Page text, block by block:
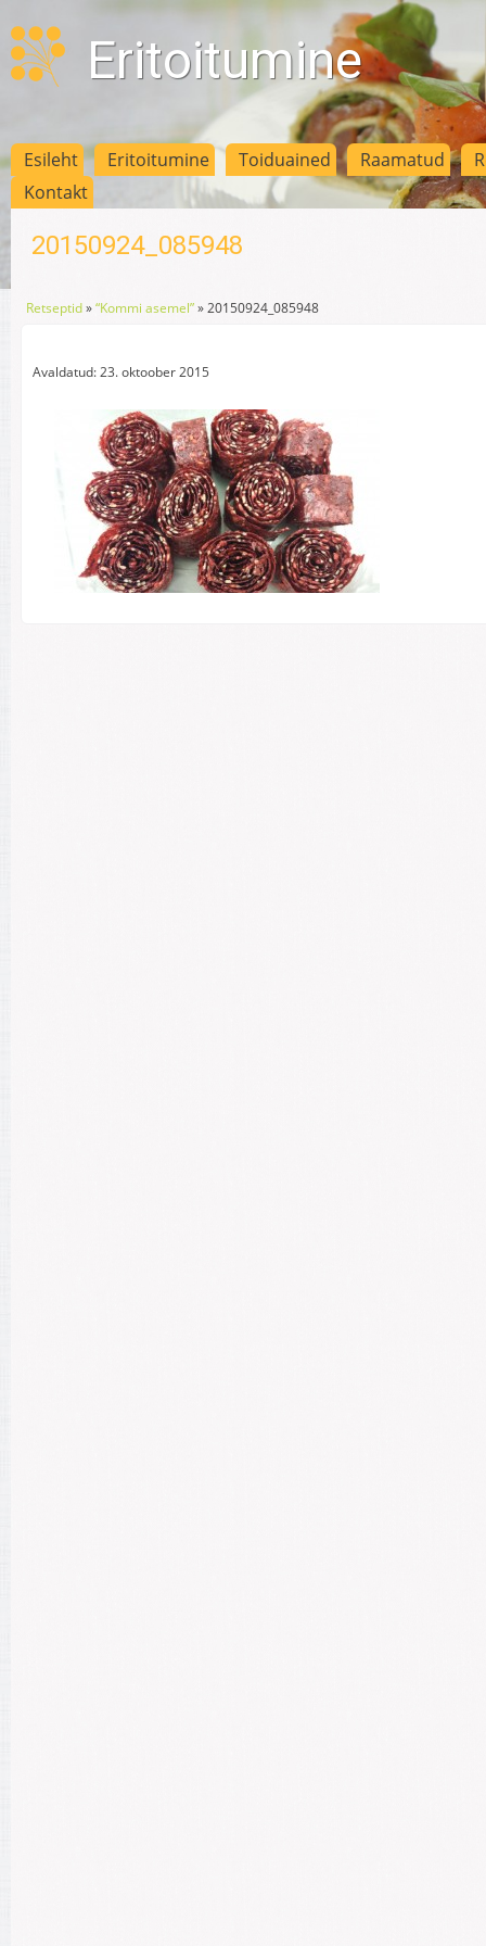
Eritoitumine
Esileht Eritoitumine Toiduained Raamatud
Kontakt
20150924_085948
Retseptid»“Kommi asemel”»20150924_085948
Avaldatud: 23. oktoober 2015